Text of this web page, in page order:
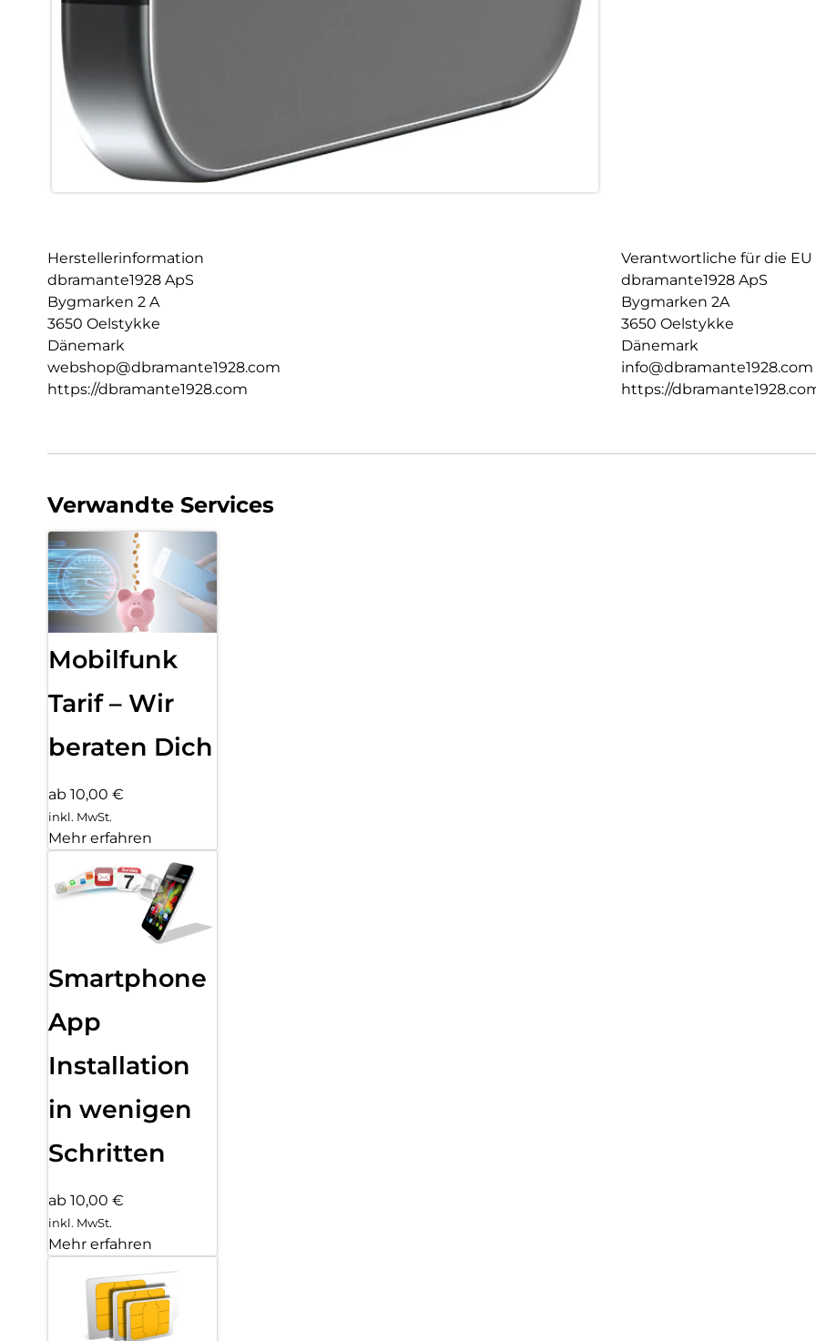
Herstellerinformation
dbramante1928 ApS
Bygmarken 2 A
3650 Oelstykke
Dänemark
webshop@dbramante1928.com
https://dbramante1928.com
Verantwortliche für die EU
dbramante1928 ApS
Bygmarken 2A
3650 Oelstykke
Dänemark
info@dbramante1928.com
https://
Verwandte Services
Mobilfunk
Tarif – Wir
beraten Dich
ab 10,00 €
inkl. MwSt.
Mehr erfahren
Smartphone
App
Installation
in wenigen
Schritten
ab 10,00 €
inkl. MwSt.
Mehr erfahren